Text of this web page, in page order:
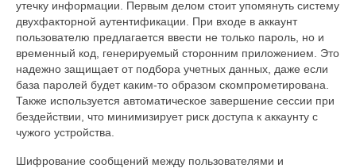
утечку информации. Первым делом стоит упомянуть систему
двухфакторной аутентификации. При входе в аккаунт
пользователю предлагается ввести не только пароль, но и
временный код, генерируемый сторонним приложением. Это
надежно защищает от подбора учетных данных, даже если
база паролей будет каким-то образом скомпрометирована.
Также используется автоматическое завершение сессии при
бездействии, что минимизирует риск доступа к аккаунту с
чужого устройства.
Шифрование сообщений между пользователями и